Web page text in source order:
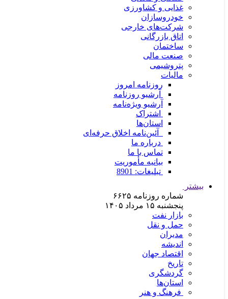
غذایی و کشاورزی
خودروسازان
شرکت‌های خارجی
اتاق بازرگانی
ساختمان
صنعت مالی
پتروشیمی
مالیات
روزنامه امروز
آرشیو روزنامه
آرشیو ویژه‌نامه
اشتراک
استان‌ها
آئین‌نامه اخلاق حرفه‌ای
درباره ما
تماس با ما
بیانیه مأموریت
تبلیغات: 8901
بیشتر
شماره روزنامه ۶۶۲۵
پنجشنبه ۱۵ مرداد ۱۴۰۵
بازار نفت
حمل و نقل
مدیران
اندیشه
اقتصاد جهان
تاريخ
گردشگری
استان‌ها
فرهنگ و هنر